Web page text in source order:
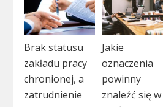
Brak statusu
zakładu pracy
chronionej, a
zatrudnienie
Jakie
oznaczenia
powinny
znaleźć się w